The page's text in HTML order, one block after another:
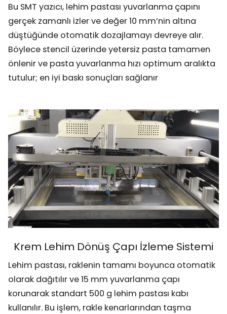
Bu SMT yazıcı, lehim pastası yuvarlanma çapını
gerçek zamanlı izler ve değer 10 mm’nin altına
düştüğünde otomatik dozajlamayı devreye alır.
Böylece stencil üzerinde yetersiz pasta tamamen
önlenir ve pasta yuvarlanma hızı optimum aralıkta
tutulur; en iyi baskı sonuçları sağlanır
Krem Lehim Dönüş Çapı İzleme Sistemi
Lehim pastası, raklenin tamamı boyunca otomatik
olarak dağıtılır ve 15 mm yuvarlanma çapı
korunarak standart 500 g lehim pastası kabı
kullanılır. Bu işlem, rakle kenarlarından taşma